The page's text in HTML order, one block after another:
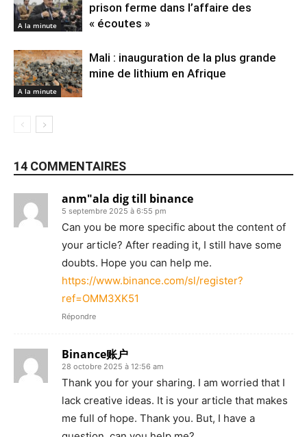
A la minute
prison ferme dans l’affaire des
« écoutes »
A la minute
Mali : inauguration de la plus grande
mine de lithium en Afrique
14 COMMENTAIRES
anm"ala dig till binance
5 septembre 2025 à 6:55 pm
Can you be more specific about the content of
your article? After reading it, I still have some
doubts. Hope you can help me.
https://www.binance.com/sl/register?
ref=OMM3XK51
Répondre
Binance账户
28 octobre 2025 à 12:56 am
Thank you for your sharing. I am worried that I
lack creative ideas. It is your article that makes
me full of hope. Thank you. But, I have a